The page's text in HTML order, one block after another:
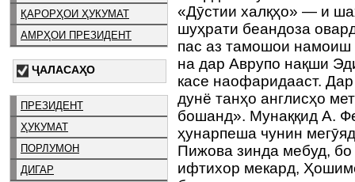
ҚАРОРҲОИ ҲУКУМАТ
АМРҲОИ ПРЕЗИДЕНТ
ҶАЛАСАҲО
ПРЕЗИДЕНТ
ҲУКУМАТ
ПОРЛУМОН
ДИГАР
«Дӯстии халқҳо» — и
шуҳрати беандоза
пас аз тамошои намоиш
на дар Аврупо нақши
касе наофаридааст.
дунё танҳо англисҳо
бошанд». Мунаққид А.
ҳунарпеша чунин
Пижова зинда мебуд,
ифтихор мекард,